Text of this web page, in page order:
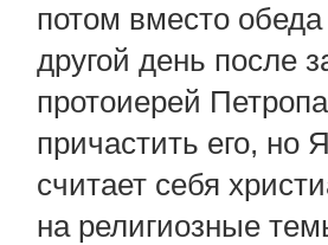
потом вместо
другой день после
протоиерей
причастить его, но
считает себя
на религиозные